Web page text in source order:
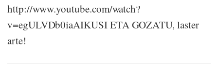
http://www.youtube.com/watch?
v=egULVDb0iaAIKUSI ETA GOZATU, laster
arte!